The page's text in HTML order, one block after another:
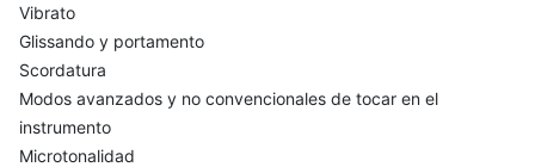
Vibrato
Glissando y portamento
Scordatura
Modos avanzados y no convencionales de tocar en el
instrumento
Microtonalidad